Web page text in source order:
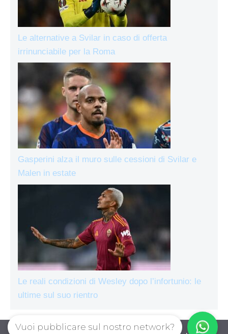
Le alternative a Svilar in caso di offerta
irrinunciabile per la Roma
Gasperini alza il muro sulle cessioni di Svilar e
Malen in estate
Le reali condizioni di Wesley dopo l’infortunio: le
ultime sul suo rientro
Vuoi pubblicare sul nostro network?